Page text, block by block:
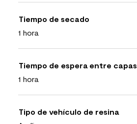
Tiempo de secado
1 hora
Tiempo de espera entre capas
1 hora
Tipo de vehículo de resina